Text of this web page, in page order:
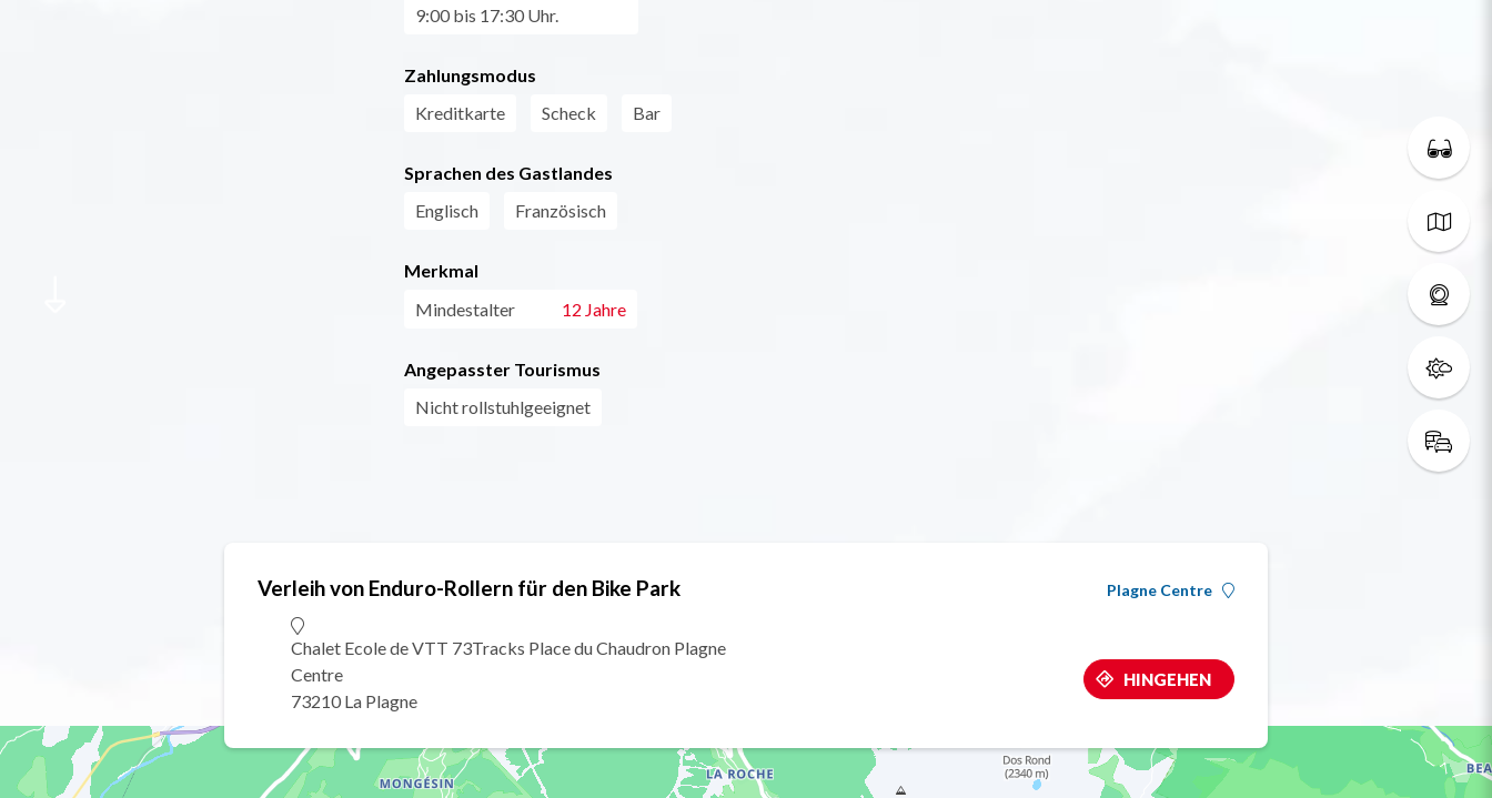
9:00 bis 17:30 Uhr.
Zahlungsmodus
Kreditkarte
Scheck Bar
Sprachen des Gastlandes
Englisch
Französisch
Merkmal
Mindestalter
12 Jahre
Angepasster Tourismus
Nicht rollstuhlgeeignet
Verleih von Enduro-Rollern für den Bike Park
Chalet Ecole de VTT 73Tracks Place du Chaudron Plagne
Centre
73210 La Plagne
Plagne Centre
HINGEHEN